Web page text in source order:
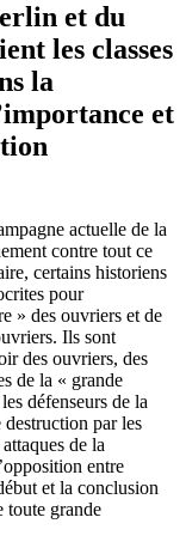
et du
les classes
la
et
actuelle de la
contre tout ce
certains historiens
pour
» des ouvriers et de
Ils sont
des ouvriers, des
de la « grande
défenseurs de la
par les
de la
entre
et la conclusion
toute grande